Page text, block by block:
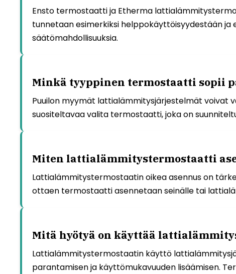
Ensto termostaatti ja Etherma
tunnetaan esimerkiksi helppokäyttöisyydestään
säätömahdollisuuksia.
Minkä tyyppinen termostaatti sopii
Puuilon myymät lattialämmitysjärjestelmät voivat
suositeltavaa valita termostaatti, joka on
Miten lattialämmitystermostaatti
Lattialämmitystermostaatin oikea asennus on
ottaen termostaatti asennetaan seinälle tai
Mitä hyötyä on käyttää
Lattialämmitystermostaatin käyttö
parantamisen ja käyttömukavuuden lisäämisen.